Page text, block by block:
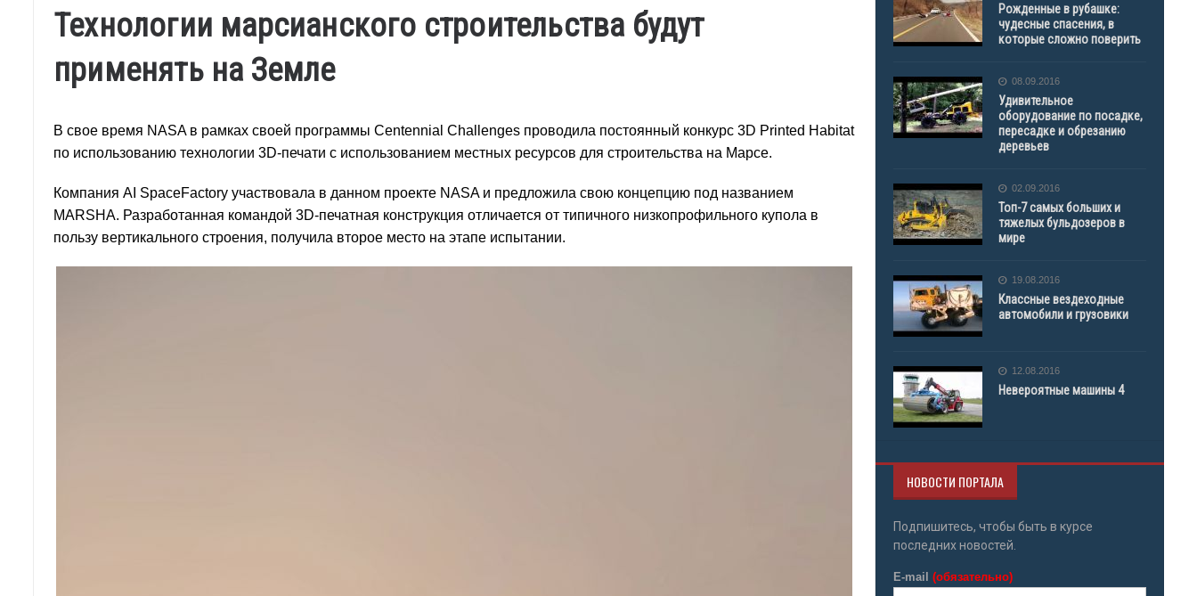
Технологии марсианского строительства будут
применять на Земле
В свое время NASA в рамках своей программы Centennial Challenges проводила постоянный конкурс 3D Printed Habitat
по использованию технологии 3D-печати с использованием местных ресурсов для строительства на Марсе.
Компания AI SpaceFactory участвовала в данном проекте NASA и предложила свою концепцию под названием
MARSHA. Разработанная командой 3D-печатная конструкция отличается от типичного низкопрофильного купола в
пользу вертикального строения, получила второе место на этапе испытании.
Рожденные в рубашке:
чудесные спасения, в
которые сложно поверить
08.09.2016
Удивительное
оборудование по посадке,
пересадке и обрезанию
деревьев
02.09.2016
Топ-7 самых больших и
тяжелых бульдозеров в
мире
19.08.2016
Классные вездеходные
автомобили и грузовики
12.08.2016
Невероятные машины 4
НОВОСТИ ПОРТАЛА
Подпишитесь, чтобы быть в курсе
последних новостей.
E-mail (обязательно)